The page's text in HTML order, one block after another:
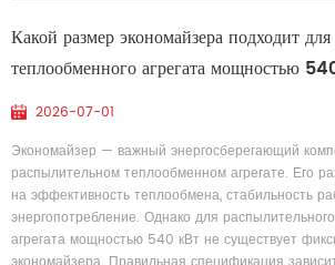
Какой размер экономайзера подходит
теплообменного агрегата мощностью
2026-07-01
Экономайзер — важный энергосберегающий
распылительном теплообменном агрегате. Его
на эффективность теплообмена, стабильность
энергопотребление. Однако для
агрегата мощностью 540 кВт не существует